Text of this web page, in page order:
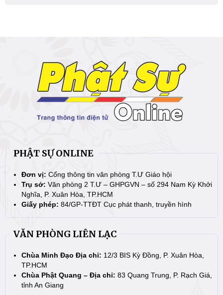
PHẬT SỰ ONLINE
Đơn vị: Cổng thông tin văn phòng T.Ư Giáo hội
Trụ sở: Văn phòng 2 T.Ư – GHPGVN – số 294 Nam Kỳ Khởi
Nghĩa, P. Xuân Hòa, TP.HCM
Giấy phép: 84/GP-TTĐT Cục phát thanh, truyền hình
VĂN PHÒNG LIÊN LẠC
Chùa Minh Đạo Địa chỉ: 12/3 BIS Kỳ Đồng, P. Xuân Hòa,
TP.HCM
Chùa Phật Quang – Địa chỉ: 83 Quang Trung, P. Rạch Giá,
tỉnh An Giang